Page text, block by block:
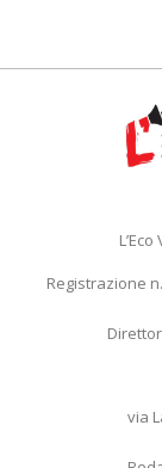
Registrazione
via